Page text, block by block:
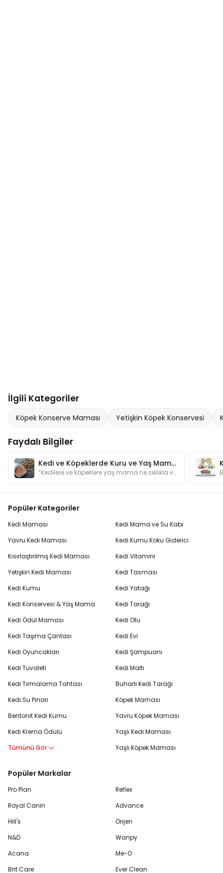
İlgili Kategoriler
Köpek Konserve Maması Yetişkin Köpek Konservesi
Faydalı Bilgiler
Kedi ve Köpeklerde Kuru ve Yaş Mama Dengesi Nasıl Olmalı?
“Kedilere ve köpeklere yaş mama ne sıklıkla verilmeli?” sorusunun yanıtları yazımızda.
Popüler Kategoriler
Kedi Maması
Yavru Kedi Maması
Kısırlaştırılmış Kedi Maması
Yetişkin Kedi Maması
Kedi Kumu
Kedi Konservesi & Yaş Mama
Kedi Ödül Maması
Kedi Taşıma Çantası
Kedi Oyuncakları
Kedi Tuvaleti
Kedi Tırmalama Tahtası
Kedi Su Pınarı
Bentonit Kedi Kumu
Kedi Krema Ödülü
Tümünü Gör
Kedi Mama ve Su Kabı
Kedi Kumu Koku Giderici
Kedi Vitamini
Kedi Tasması
Kedi Yatağı
Kedi Tarağı
Kedi Otu
Kedi Evi
Kedi Şampuanı
Kedi Maltı
Buharlı Kedi Tarağı
Köpek Maması
Yavru Köpek Maması
Yaşlı Kedi Maması
Yaşlı Köpek Maması
Popüler Markalar
Pro Plan
Royal Canin
Hill's
N&D
Acana
Brit Care
Reflex
Advance
Orijen
Wanpy
Me-O
Ever Clean